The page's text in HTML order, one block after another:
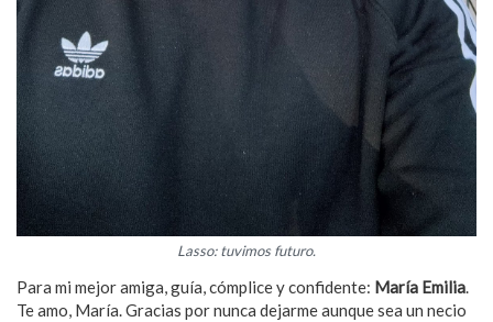
Lasso: tuvimos futuro.
Para mi mejor amiga, guía, cómplice y confidente: María Emilia.
Te amo, María. Gracias por nunca dejarme aunque sea un necio